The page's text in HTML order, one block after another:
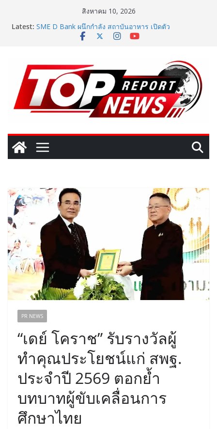
สิงหาคม 10, 2026
Latest: SME D Bank ผนึกกำลัง สถาบันอาหาร เปิดตัว
“FOODNext SME D Navigator” ชูยุทธศาสตร์ “แหล่งทุน
งานวิจัย – เครือข่ายโลก สร้างมูลค่าเศรษฐกิจใหม่ ขานรับ
ตลาดโภชนาการสุขภาพโลกโตทะลุล้านล้านดอลลาร์
เติมวิตามินซีในทุกวัน พร้อมโปรโมชั่นสุดคุ้ม! “บีไชน์ ไบโอ
โปร ซี” ซื้อ 1 แถม 1 เพียง 49 บาท ที่เซเว่น อีเลฟเว่น ถึง
23 ส.ค. นี้
‘RAKSAPHAN’ เปิดฉากคอลเลกชันระดับมาสเตอร์พีซคอล
สุดลิมิเต็ด ถ่ายทอดภูมิปัญญาท้องถิ่นสู่สุนทรียภาพระดับ
สากล
เปิดตัวเทคโนโลยีเพื่อเด็ก LD ในงาน NCPD 2026 “ทอง
ก้อนใหญ่” ชูนวัตกรรมช่วยงานแพทย์และนักฟื้นฟู
PR NEWS
“เดย์ โคราช” รับรางวัลผู้
ทำคุณประโยชน์แก่ สพฐ.
ประจำปี 2569 ตอกย้ำ
บทบาทผู้ขับเคลื่อนการ
ศึกษาไทย